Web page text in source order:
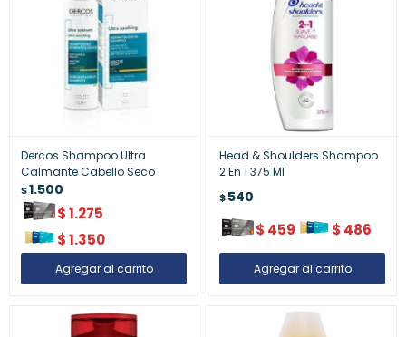
Dercos Shampoo Ultra
Calmante Cabello Seco
$1.500
$1.275
$1.350
Head & Shoulders Shampoo
2 En 1 375 Ml
$540
$ 459 $ 486